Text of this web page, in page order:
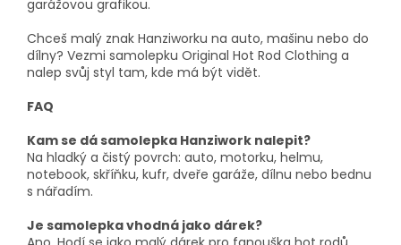
garážovou grafikou.
Chceš malý znak Hanziworku na auto, mašinu nebo do
dílny? Vezmi samolepku Original Hot Rod Clothing a
nalep svůj styl tam, kde má být vidět.
FAQ
Kam se dá samolepka Hanziwork nalepit?
Na hladký a čistý povrch: auto, motorku, helmu,
notebook, skříňku, kufr, dveře garáže, dílnu nebo bednu
s nářadím.
Je samolepka vhodná jako dárek?